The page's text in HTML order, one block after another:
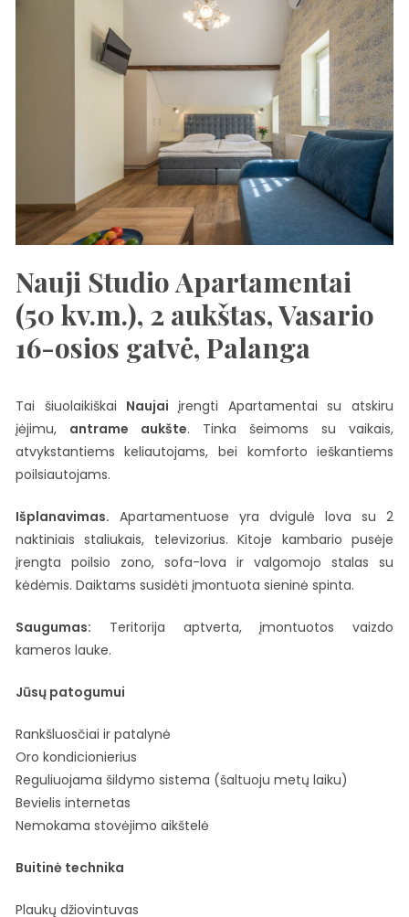
Nauji Studio Apartamentai
(50 kv.m.), 2 aukštas, Vasario
16-osios gatvė, Palanga
Tai šiuolaikiškai Naujai įrengti Apartamentai su atskiru
įėjimu, antrame aukšte. Tinka šeimoms su vaikais,
atvykstantiems keliautojams, bei komforto ieškantiems
poilsiautojams.
Išplanavimas. Apartamentuose yra dvigulė lova su 2
naktiniais staliukais, televizorius. Kitoje kambario pusėje
įrengta poilsio zono, sofa-lova ir valgomojo stalas su
kėdėmis. Daiktams susidėti įmontuota sieninė spinta.
Saugumas: Teritorija aptverta, įmontuotos vaizdo
kameros lauke.
Jūsų patogumui
Rankšluosčiai ir patalynė
Oro kondicionierius
Reguliuojama šildymo sistema (šaltuoju metų laiku)
Bevielis internetas
Nemokama stovėjimo aikštelė
Buitinė technika
Plaukų džiovintuvas